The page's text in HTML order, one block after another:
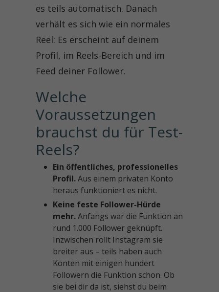
es teils automatisch. Danach
verhält es sich wie ein normales
Reel: Es erscheint auf deinem
Profil, im Reels-Bereich und im
Feed deiner Follower.
Welche
Voraussetzungen
brauchst du für Test-
Reels?
Ein öffentliches, professionelles
Profil.Aus einem privaten Konto
heraus funktioniert es nicht.
Keine feste Follower-Hürde
mehr.Anfangs war die Funktion an
rund 1.000 Follower geknüpft.
Inzwischen rollt Instagram sie
breiter aus – teils haben auch
Konten mit einigen hundert
Followern die Funktion schon. Ob
sie bei dir da ist, siehst du beim